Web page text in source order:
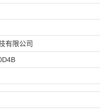
有限公司